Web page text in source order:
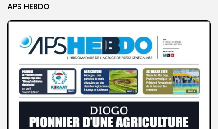
APS HEBDO